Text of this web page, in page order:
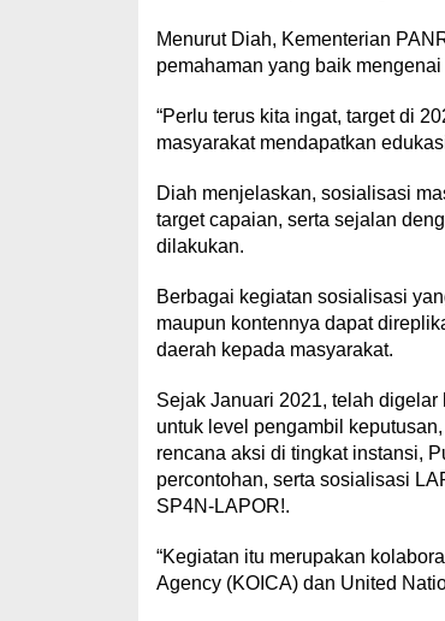
Menurut Diah, Kementerian
pemahaman yang baik
“Perlu terus kita ingat, target di
masyarakat mendapatkan
Diah menjelaskan, sosialisasi
target capaian, serta sejalan
dilakukan.
Berbagai kegiatan sosialisasi
maupun kontennya dapat
daerah kepada masyarakat.
Sejak Januari 2021, telah
untuk level pengambil
rencana aksi di tingkat instansi,
percontohan, serta sosialisasi
SP4N-LAPOR!.
“Kegiatan itu merupakan
Agency (KOICA) dan United